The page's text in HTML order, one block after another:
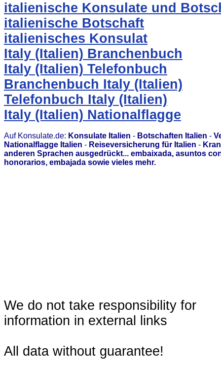
italienische Konsulate und
italienische Botschaft
italienisches Konsulat
Italy (Italien) Branchenbuch
Italy (Italien) Telefonbuch
Branchenbuch Italy (Italien)
Telefonbuch Italy (Italien)
Italy (Italien) Nationalflagge
Auf Konsulate.de: Konsulate Italien - Botschaften Italien -
Nationalflagge Italien - Reiseversicherung für Italien -
anderen Sprachen ausgedrückt... embaixada, asuntos
honorarios, embajada sowie vieles mehr.
We do not take responsibility for
information in external links
All data without guarantee!